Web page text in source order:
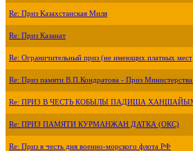
Re: Приз Казахстанская Миля
Re: Приз Казанат
Re: Ограничительный приз (не имеющих платных
Re: Приз памяти В.П.Кондратова - Приз Министерства
Re: ПРИЗ В ЧЕСТЬ КОБЫЛЫ ПАДИША
Re: ПРИЗ ПАМЯТИ КУРМАНЖАН ДАТКА (ОКС)
Re: Приз в честь дня военно-морского флота РФ